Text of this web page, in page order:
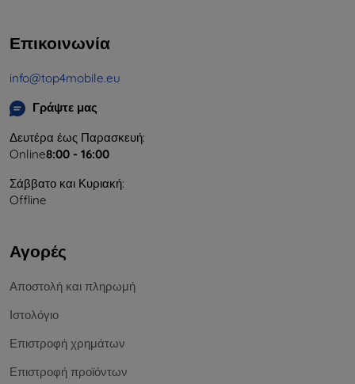
Επικοινωνία
info@top4mobile.eu
Γράψτε μας
Δευτέρα έως Παρασκευή:
Online8:00 - 16:00
Σάββατο και Κυριακή:
Offline
Αγορές
Αποστολή και πληρωμή
Ιστολόγιο
Επιστροφή χρημάτων
Επιστροφή προϊόντων